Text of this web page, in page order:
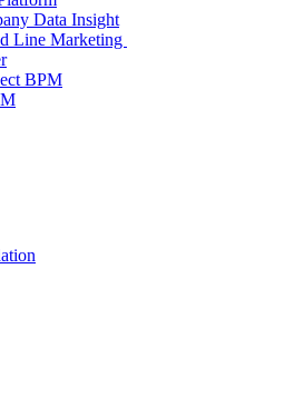
Data Insight
Line Marketing
BPM